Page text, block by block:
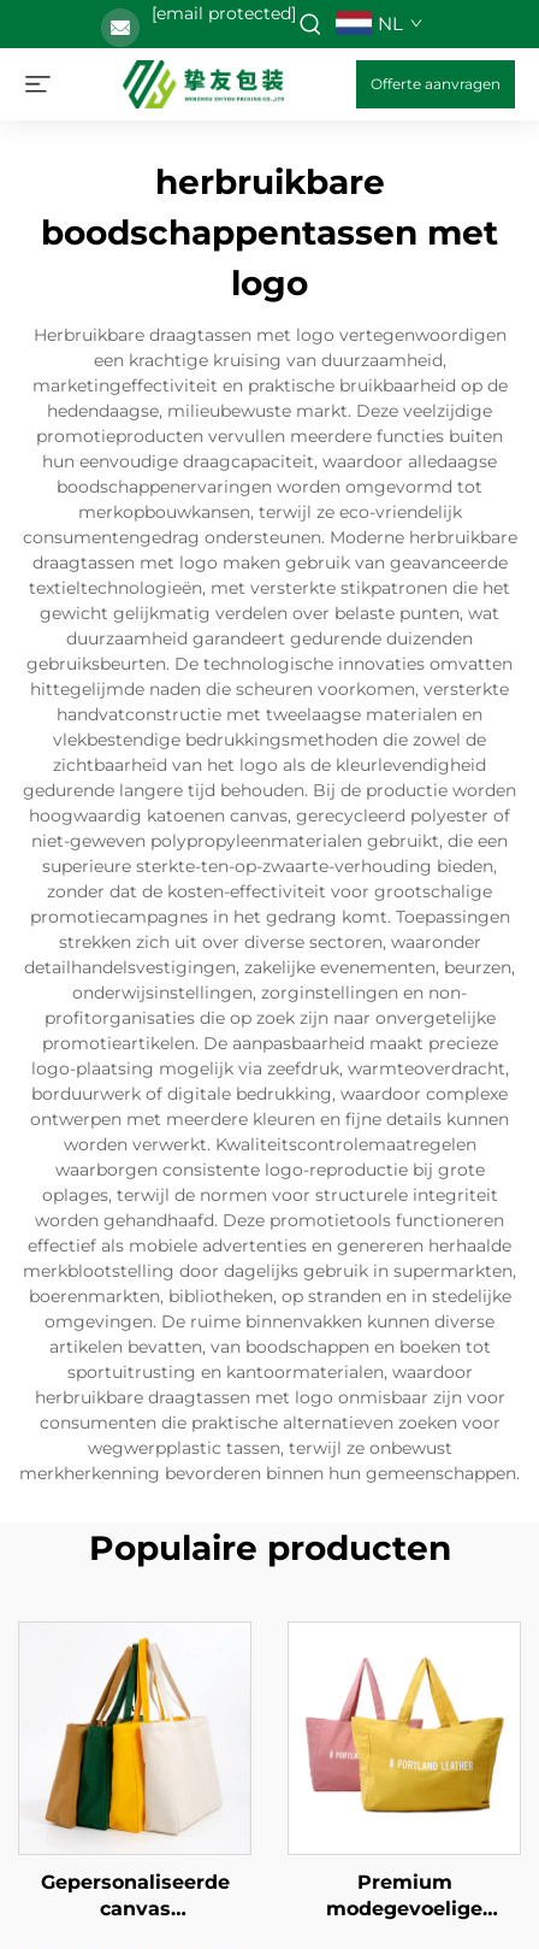
[email protected] NL
Offerte aanvragen
herbruikbare
boodschappentassen met
logo
Herbruikbare draagtassen met logo vertegenwoordigen
een krachtige kruising van duurzaamheid,
marketingeffectiviteit en praktische bruikbaarheid op de
hedendaagse, milieubewuste markt. Deze veelzijdige
promotieproducten vervullen meerdere functies buiten
hun eenvoudige draagcapaciteit, waardoor alledaagse
boodschappenervaringen worden omgevormd tot
merkopbouwkansen, terwijl ze eco-vriendelijk
consumentengedrag ondersteunen. Moderne herbruikbare
draagtassen met logo maken gebruik van geavanceerde
textieltechnologieën, met versterkte stikpatronen die het
gewicht gelijkmatig verdelen over belaste punten, wat
duurzaamheid garandeert gedurende duizenden
gebruiksbeurten. De technologische innovaties omvatten
hittegelijmde naden die scheuren voorkomen, versterkte
handvatconstructie met tweelaagse materialen en
vlekbestendige bedrukkingsmethoden die zowel de
zichtbaarheid van het logo als de kleurlevendigheid
gedurende langere tijd behouden. Bij de productie worden
hoogwaardig katoenen canvas, gerecycleerd polyester of
niet-geweven polypropyleenmaterialen gebruikt, die een
superieure sterkte-ten-op-zwaarte-verhouding bieden,
zonder dat de kosten-effectiviteit voor grootschalige
promotiecampagnes in het gedrang komt. Toepassingen
strekken zich uit over diverse sectoren, waaronder
detailhandelsvestigingen, zakelijke evenementen, beurzen,
onderwijsinstellingen, zorginstellingen en non-
profitorganisaties die op zoek zijn naar onvergetelijke
promotieartikelen. De aanpasbaarheid maakt precieze
logo-plaatsing mogelijk via zeefdruk, warmteoverdracht,
borduurwerk of digitale bedrukking, waardoor complexe
ontwerpen met meerdere kleuren en fijne details kunnen
worden verwerkt. Kwaliteitscontrolemaatregelen
waarborgen consistente logo-reproductie bij grote
oplages, terwijl de normen voor structurele integriteit
worden gehandhaafd. Deze promotietools functioneren
effectief als mobiele advertenties en genereren herhaalde
merkblootstelling door dagelijks gebruik in supermarkten,
boerenmarkten, bibliotheken, op stranden en in stedelijke
omgevingen. De ruime binnenvakken kunnen diverse
artikelen bevatten, van boodschappen en boeken tot
sportuitrusting en kantoormaterialen, waardoor
herbruikbare draagtassen met logo onmisbaar zijn voor
consumenten die praktische alternatieven zoeken voor
wegwerpplastic tassen, terwijl ze onbewust
merkherkenning bevorderen binnen hun gemeenschappen.
Populaire producten
Gepersonaliseerde
canvas
Premium
modegevoelige